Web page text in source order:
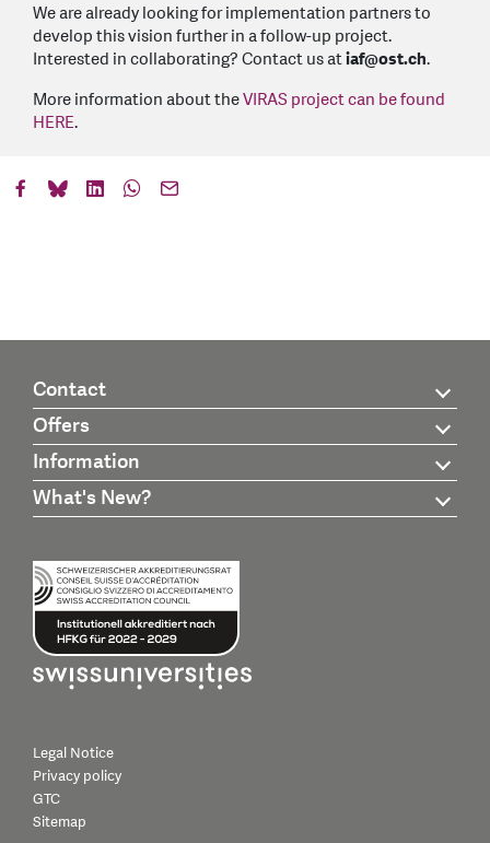
We are already looking for implementation partners to
develop this vision further in a follow-up project.
Interested in collaborating? Contact us atiaf@ost.ch.
More information about theVIRAS project can be found
HERE.
Contact
Offers
Information
What's New?
Legal Notice
Privacy policy
GTC
Sitemap